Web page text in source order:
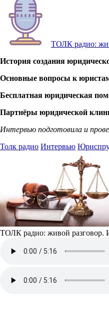
ТОЛК радио:
История создания
Основные вопросы к
Бесплатная юридическая
Партнёры юридической
Интервью подготовила и
Толк радио Интервью
ТОЛК радио: живой разговор.